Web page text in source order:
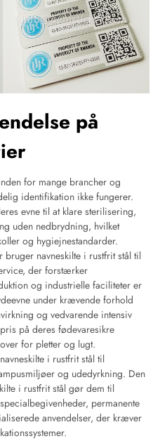
på
for mange brancher og
identifikation ikke fungerer.
evne til at klare sterilisering,
uden nedbrydning, hvilket
og hygiejnestandarder.
navneskilte i rustfrit stål til
der forstærker
og industrielle faciliteter er
under krævende forhold
og vedvarende intensiv
på deres fødevaresikre
for pletter og lugt.
i rustfrit stål til
og udedyrkning. Den
i rustfrit stål gør dem til
permanente
anvendelser, der kræver